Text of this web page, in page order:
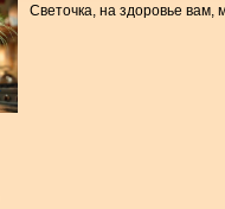
Светочка, на здоровье вам,